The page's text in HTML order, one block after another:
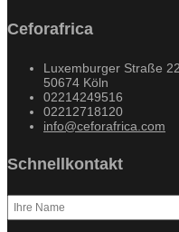
Ceforafrica
Luxemburger Straße
50674 Köln
02214249516
02212718120
info@ceforafrica.com
Schnellkontakt